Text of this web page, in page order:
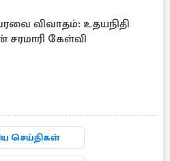
விவாதம்: உதயநிதி
சரமாரி கேள்வி
செய்திகள்